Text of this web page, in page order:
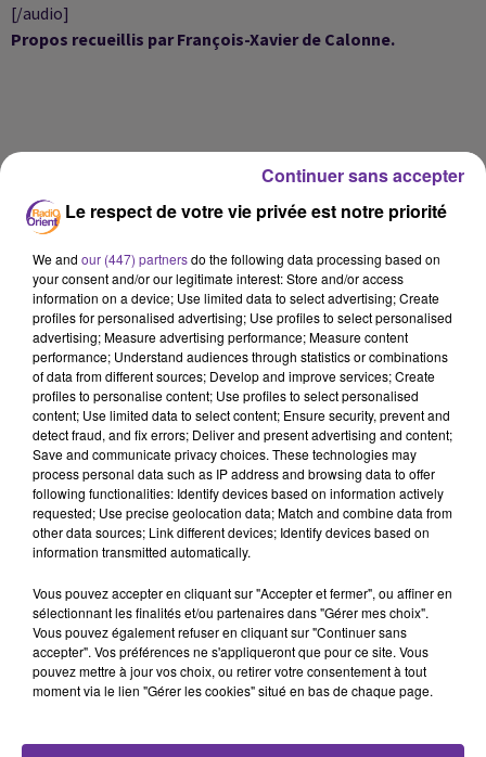
[/audio]
Propos recueillis par François-Xavier de Calonne.
LA PLAYLIST
SANDRA
Esh Wedek 2024
6h30
6h30
IHAB TAWFIC
Tetragua Fiya 2001
6h25
6h25
DYSTINCT
Kayna 2025
A
Le respect de votre vie privée est notre priorité
We and our (447) partnersdo the following data processing based on
your consent and/or our legitimate interest: Store and/or access
information on a device; Use limited data to select advertising; Create
profiles for personalised advertising; Use profiles to select personalised
advertising; Measure advertising performance; Measure content
performance; Understand audiences through statistics or combinations
of data from different sources; Develop and improve services; Create
profiles to personalise content; Use profiles to select personalised
content; Use limited data to select content; Ensure security, prevent and
detect fraud, and fix errors; Deliver and present advertising and content;
Save and communicate privacy choices. These technologies may
process personal data such as IP address and browsing data to offer
following functionalities: Identify devices based on information actively
requested; Use precise geolocation data; Match and combine data from
other data sources; Link different devices; Identify devices based on
information transmitted automatically.
Vous pouvez accepter en cliquant sur "Accepter et fermer", ou affiner en
sélectionnant les finalités et/ou partenaires dans "Gérer mes choix".
Vous pouvez également refuser en cliquant sur "Continuer sans
accepter". Vos préférences ne s'appliqueront que pour ce site. Vous
pouvez mettre à jour vos choix, ou retirer votre consentement à tout
moment via le lien "Gérer les cookies" situé en bas de chaque page.
Continuer sans accepter